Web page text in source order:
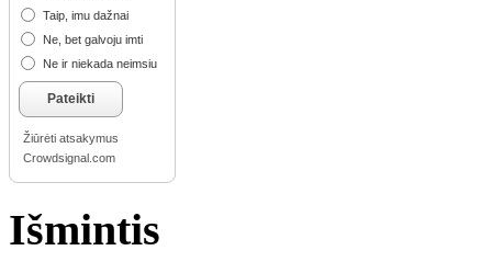
Taip, imu dažnai
Ne, bet galvoju imti
Ne ir niekada neimsiu
Pateikti
Žiūrėti atsakymus
Crowdsignal.com
Išmintis